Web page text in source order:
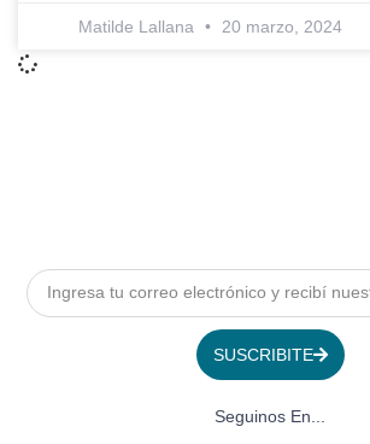
Matilde Lallana 20 marzo, 2024
SUSCRIBITE
Seguinos En...